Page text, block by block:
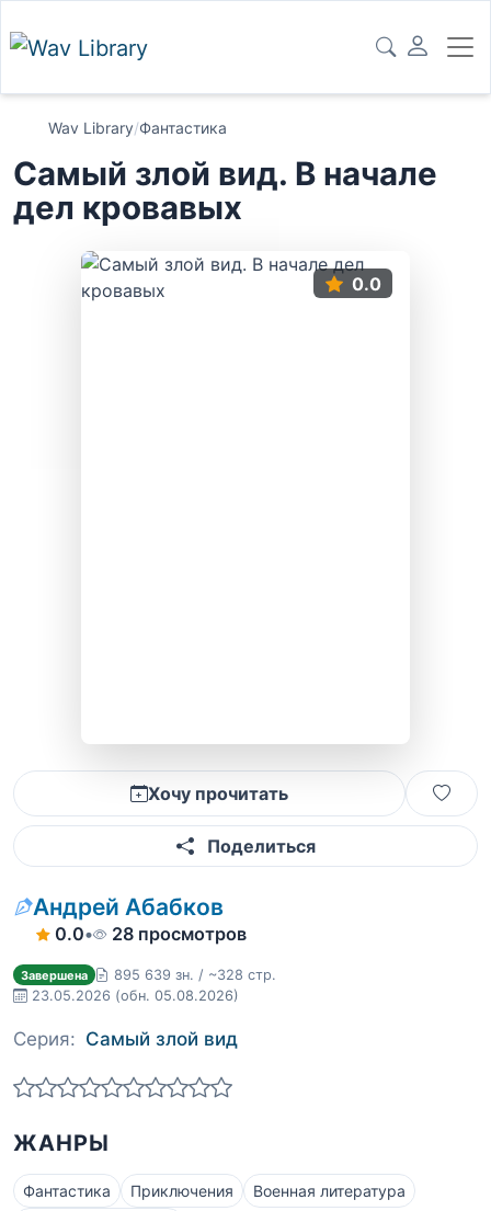
Wav Library/Фантастика
Самый злой вид. В начале
дел кровавых
0.0
Хочу прочитать
Поделиться
Андрей Абабков
0.0• 28 просмотров
Завершена
895 639 зн. / ~328 стр.
23.05.2026 (обн. 05.08.2026)
Серия: Самый злой вид
ЖАНРЫ
Фантастика Приключения
Военная литература